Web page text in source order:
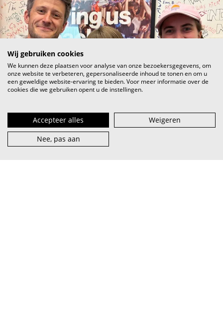
Wij gebruiken cookies
We kunnen deze plaatsen voor analyse van onze bezoekersgegevens, om
onze website te verbeteren, gepersonaliseerde inhoud te tonen en om u
een geweldige website-ervaring te bieden. Voor meer informatie over de
cookies die we gebruiken opent u de instellingen.
Accepteer alles
Weigeren
Nee, pas aan